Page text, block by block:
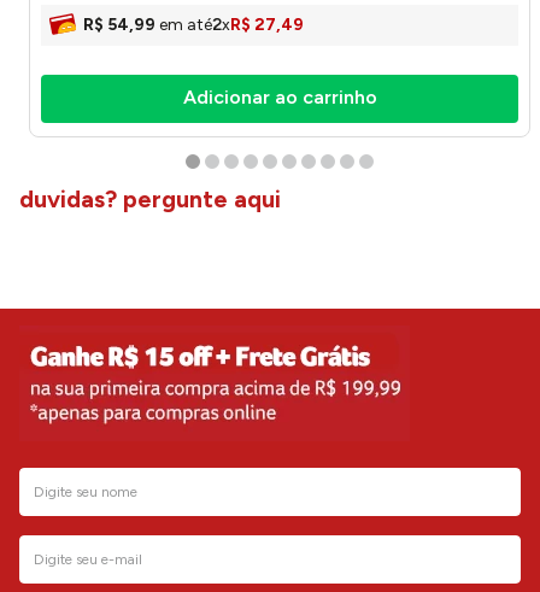
R$ 54,99 em até2xR$ 27,49
Adicionar ao carrinho
duvidas? pergunte aqui